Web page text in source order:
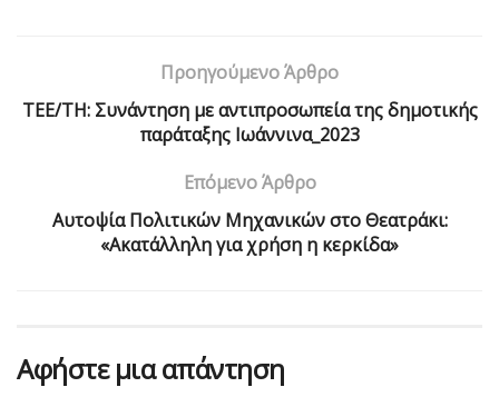
Προηγούμενο Άρθρο
ΤΕΕ/ΤΗ: Συνάντηση με αντιπροσωπεία της δημοτικής
παράταξης Ιωάννινα_2023
Επόμενο Άρθρο
Αυτοψία Πολιτικών Μηχανικών στο Θεατράκι:
«Ακατάλληλη για χρήση η κερκίδα»
Αφήστε μια απάντηση